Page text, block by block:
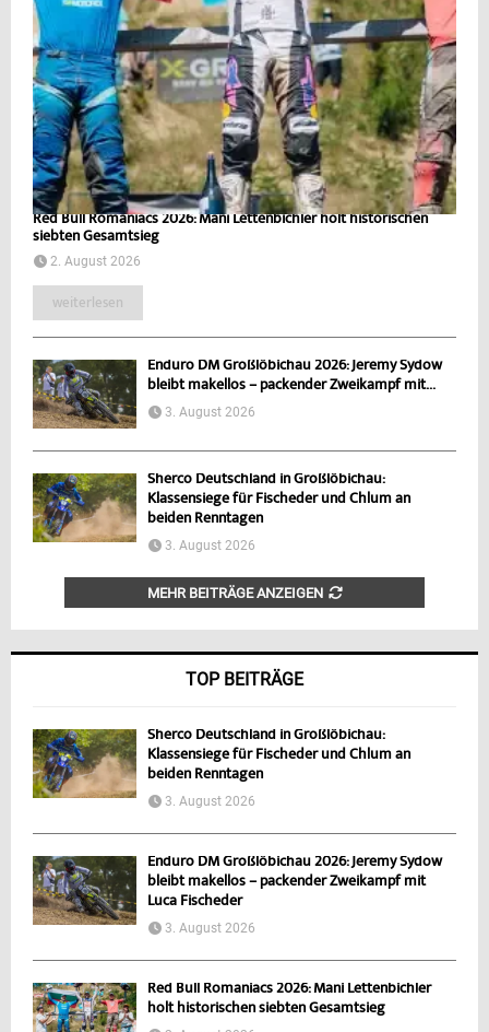
Red Bull Romaniacs 2026: Mani Lettenbichler holt historischen
siebten Gesamtsieg
2. August 2026
weiterlesen
Enduro DM Großlöbichau 2026: Jeremy Sydow
bleibt makellos – packender Zweikampf mit...
3. August 2026
Sherco Deutschland in Großlöbichau:
Klassensiege für Fischeder und Chlum an
beiden Renntagen
3. August 2026
MEHR BEITRÄGE ANZEIGEN
TOP BEITRÄGE
Sherco Deutschland in Großlöbichau:
Klassensiege für Fischeder und Chlum an
beiden Renntagen
3. August 2026
Enduro DM Großlöbichau 2026: Jeremy Sydow
bleibt makellos – packender Zweikampf mit
Luca Fischeder
3. August 2026
Red Bull Romaniacs 2026: Mani Lettenbichler
holt historischen siebten Gesamtsieg